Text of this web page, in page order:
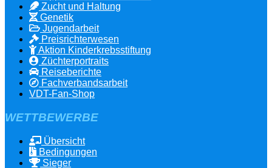
Zucht und Haltung
Genetik
Jugendarbeit
Preisrichterwesen
Aktion Kinderkrebsstiftung
Züchterportraits
Reiseberichte
Fachverbandsarbeit
VDT-Fan-Shop
WETTBEWERBE
Übersicht
Bedingungen
Sieger